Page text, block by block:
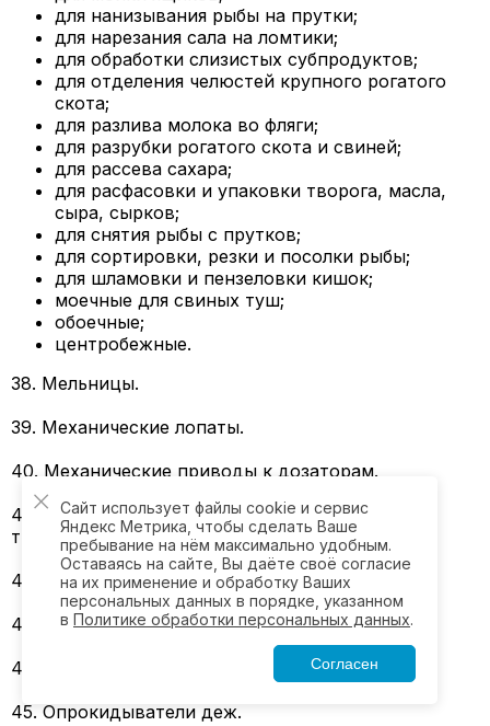
для нанизывания рыбы на прутки;
для нарезания сала на ломтики;
для обработки слизистых субпродуктов;
для отделения челюстей крупного рогатого
скота;
для разлива молока во фляги;
для разрубки рогатого скота и свиней;
для рассева сахара;
для расфасовки и упаковки творога, масла,
сыра, сырков;
для снятия рыбы с прутков;
для сортировки, резки и посолки рыбы;
для шламовки и пензеловки кишок;
моечные для свиных туш;
обоечные;
центробежные.
38. Мельницы.
39. Механические лопаты.
40. Механические приводы к дозаторам.
41. Механические элеваторные самотечные
трубопроводы
42. Мешалки: специальные; для фарша.
43. Мороженицы.
44. Оборудование для резки рогов и костей.
45. Опрокидыватели деж.
Сайт использует файлы cookie и сервис
Яндекс Метрика, чтобы сделать Ваше
пребывание на нём максимально удобным.
Оставаясь на сайте, Вы даёте своё согласие
на их применение и обработку Ваших
персональных данных в порядке, указанном
в Политике обработки персональных данных.
Согласен